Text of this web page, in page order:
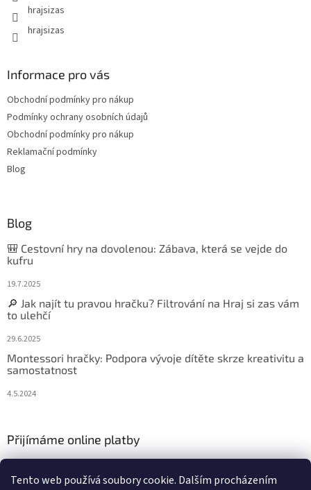
Tento web používá soubory cookie. Dalším procházením
hrajsizas
hrajsizas
Informace pro vás
Obchodní podmínky pro nákup
Podmínky ochrany osobních údajů
Obchodní podmínky pro nákup
Reklamační podmínky
Blog
Blog
🎒 Cestovní hry na dovolenou: Zábava, která se vejde do
kufru
19.7.2025
🔎 Jak najít tu pravou hračku? Filtrování na Hraj si zas vám
to ulehčí
29.6.2025
Montessori hračky: Podpora vývoje dítěte skrze kreativitu a
samostatnost
4.5.2024
Přijímáme online platby